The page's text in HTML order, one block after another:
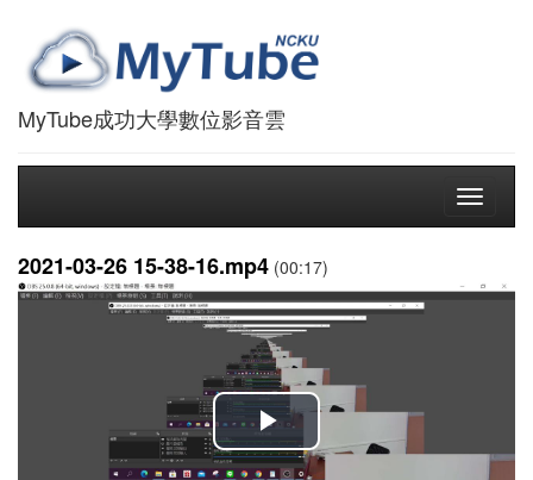
MyTube成功大學數位影音雲
Toggle
2021-03-26 15-38-16.mp4 (00:17)
播